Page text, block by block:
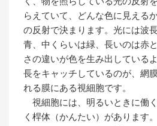
らえていて、どんな色に見える
の反射で決まります。光には波
青、中くらいは緑、長いのは赤
さの違いが色を生み出している
長をキャッチしているのが、網
れる膜にある視細胞です。
視細胞には、明るいときに働
く桿体（かんたい）があります